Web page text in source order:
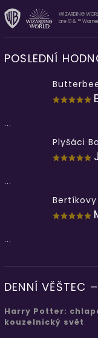
WIZARDING
are © & ™ Warner
POSLEDNÍ
...
Plyšáci
...
...
DENNÍ VĚŠTEC
Harry Potter:
kouzelnický svět